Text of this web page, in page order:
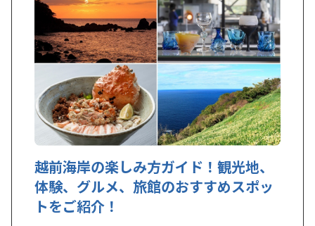
越前海岸の楽しみ方ガイド！観光地、
体験、グルメ、旅館のおすすめスポッ
トをご紹介！